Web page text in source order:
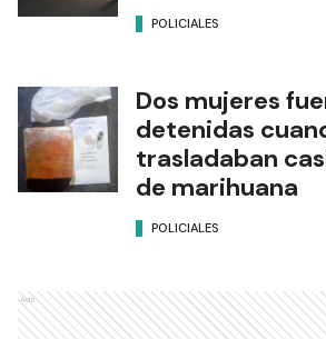
POLICIALES
Dos mujeres
detenidas
trasladaban
de marihuana
POLICIALES
Ads